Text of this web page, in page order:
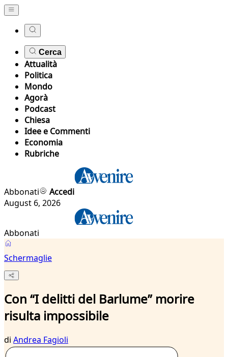
Cerca
Attualità
Politica
Mondo
Agorà
Podcast
Chiesa
Idee e Commenti
Economia
Rubriche
Abbonati
Accedi
August 6, 2026
Abbonati
Schermaglie
Con “I delitti del Barlume” morire
risulta impossibile
di Andrea Fagioli